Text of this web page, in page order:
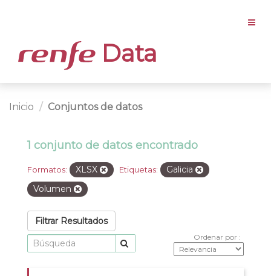
Data
Inicio Conjuntos de datos
1 conjunto de datos encontrado
Formatos: XLSX Etiquetas:
Galicia
Volumen
Filtrar Resultados
Ordenar por